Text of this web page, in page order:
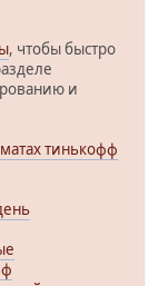
, чтобы быстро
и
тинькофф